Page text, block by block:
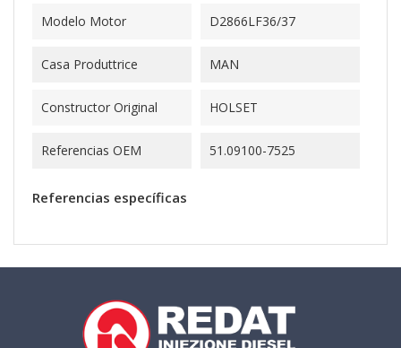
Modelo Motor D2866LF36/37
Casa Produttrice MAN
Constructor Original HOLSET
Referencias OEM 51.09100-7525
Referencias específicas